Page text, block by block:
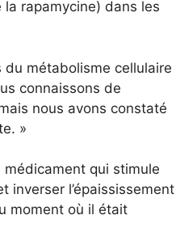
rapamycine) dans les
du métabolisme cellulaire
connaissons de
nous avons constaté
»
qui stimule
inverser l’épaississement
moment où il était